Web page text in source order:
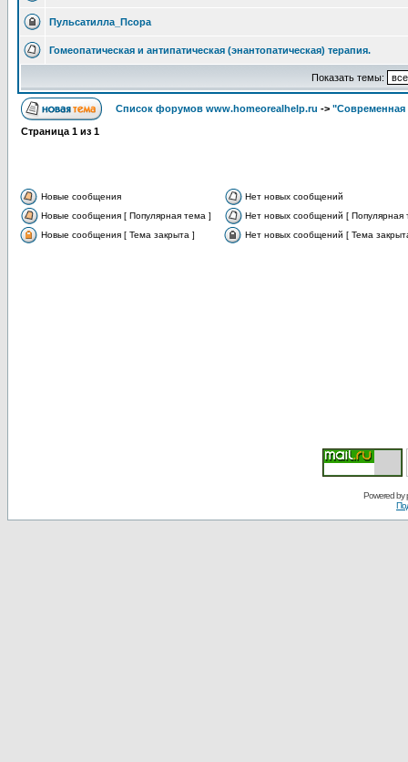
Пульсатилла_Псора
Гомеопатическая и антипатическая (энантопатическая) терапия.
Показать темы:
Список форумов www.homeorealhelp.ru -> "Современная
Страница 1 из 1
Новые сообщения
Нет новых сообщений
Новые сообщения [ Популярная тема ]
Нет новых сообщений [ Популярная
Новые сообщения [ Тема закрыта ]
Нет новых сообщений [ Тема
Powered by